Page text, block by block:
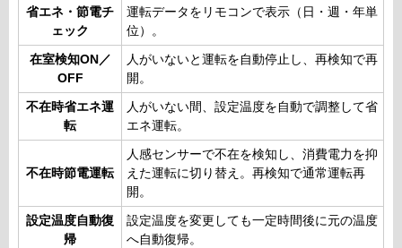
省エネ・節電チ
ェック
運転データをリモコンで表示（日・週・年単
位）。
在室検知ON／
OFF
人がいないと運転を自動停止し、再検知で再
開。
不在時省エネ運
転
人がいない間、設定温度を自動で調整して省
エネ運転。
不在時節電運転
人感センサーで不在を検知し、消費電力を抑
えた運転に切り替え。再検知で通常運転再
開。
設定温度自動復
帰
設定温度を変更しても一定時間後に元の温度
へ自動復帰。